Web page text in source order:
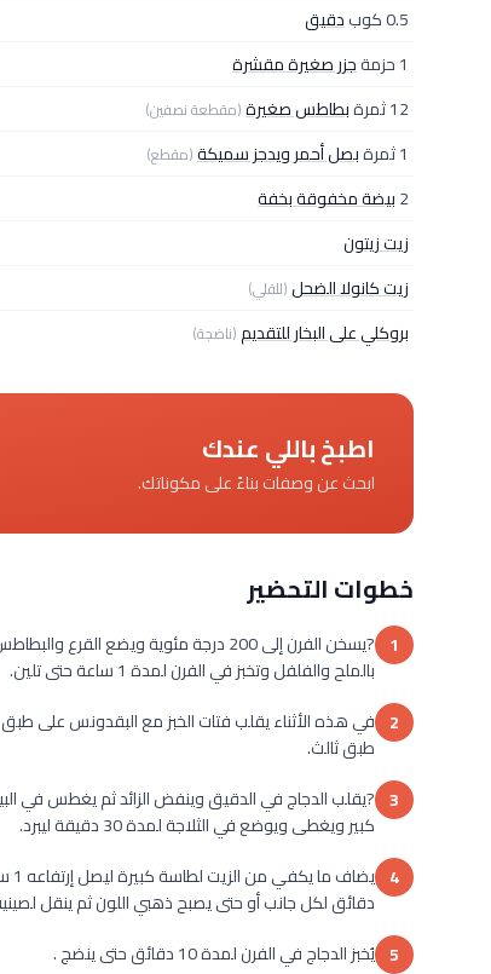
0.5 كوب
دقيق
1 حزمة
جزر صغيرة مقشرة
12 ثمرة
بطاطس صغيرة(مقطعة نصفين)
1 ثمرة بصل أحمر ويدجز سميكة(مقطع)
2بيضة مخفوقة بخفة
زيت زيتون
زيت كانولا الضحل(للقلي)
بروكلي على البخار للتقديم(ناضجة)
اطبخ باللي عندك
ابحث عن وصفات بناءً على مكوناتك.
خطوات التحضير
1
?يسخن الفرن إلى 200 درجة مئوية ويضع
بالملح والفلفل وتخبز في الفرن لمدة 1 ساعة حتى تلين.
2 في هذه الأثناء يقلب فتات الخبز مع البقدونس على
طبق ثالث.
3 ?يقلب الدجاج في الدقيق وينفض الزائد ثم يغطس في
كبير ويغطى ويوضع في الثلاجة لمدة 30 دقيقة ليبرد.
4
دقائق لكل جانب أو حتى يصبح ذهبي اللون ثم ينقل
5 يُخبز الدجاج في الفرن لمدة 10 دقائق حتى ينضج .